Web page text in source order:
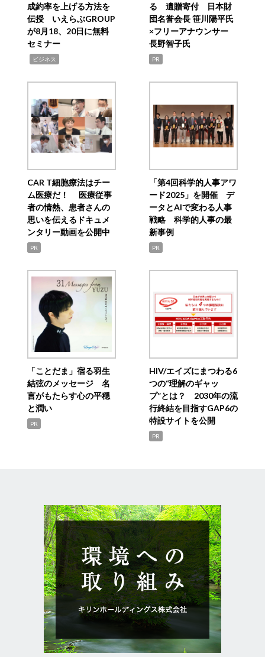
成約率を上げる方法を
伝授 いえらぶGROUP
が8月18、20日に無料
セミナー
ビジネス
る 遺贈寄付 日本財
団名誉会長 笹川陽平氏
×フリーアナウンサー
長野智子氏
PR
CAR T細胞療法はチー
ム医療だ！ 医療従事
者の情熱、患者さんの
思いを伝えるドキュメ
ンタリー動画を公開中
PR
「第4回科学的人事アワ
ード2025」を開催 デ
ータとAIで変わる人事
戦略 科学的人事の最
新事例
PR
「ことだま」宿る羽生
結弦のメッセージ 名
言がもたらす心の平穏
と潤い
PR
HIV/エイズにまつわる6
つの“理解のギャッ
プ”とは？ 2030年の流
行終結を目指すGAP6の
特設サイトを公開
PR